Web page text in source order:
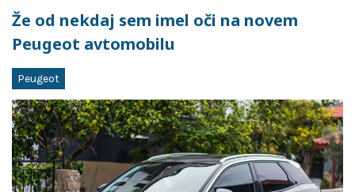
Že od nekdaj sem imel oči na novem
Peugeot avtomobilu
Peugeot